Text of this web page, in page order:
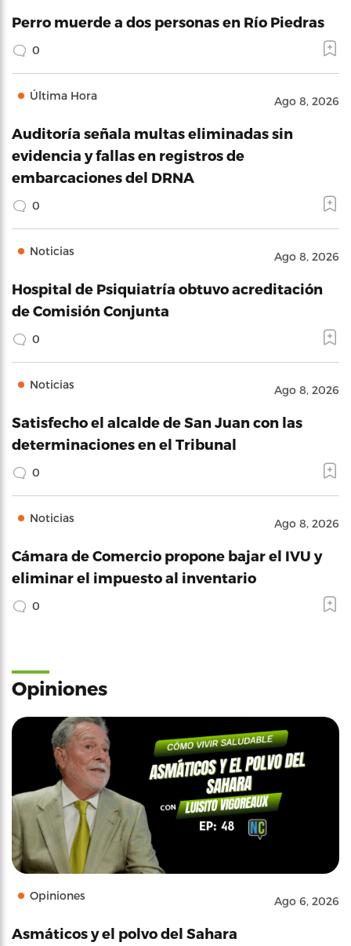
Perro muerde a dos personas en Río Piedras
0
Última Hora Ago 8, 2026
Auditoría señala multas eliminadas sin
evidencia y fallas en registros de
embarcaciones del DRNA
0
Noticias Ago 8, 2026
Hospital de Psiquiatría obtuvo acreditación
de Comisión Conjunta
0
Noticias Ago 8, 2026
Satisfecho el alcalde de San Juan con las
determinaciones en el Tribunal
0
Noticias Ago 8, 2026
Cámara de Comercio propone bajar el IVU y
eliminar el impuesto al inventario
0
Opiniones
Opiniones Ago 6, 2026
Asmáticos y el polvo del Sahara